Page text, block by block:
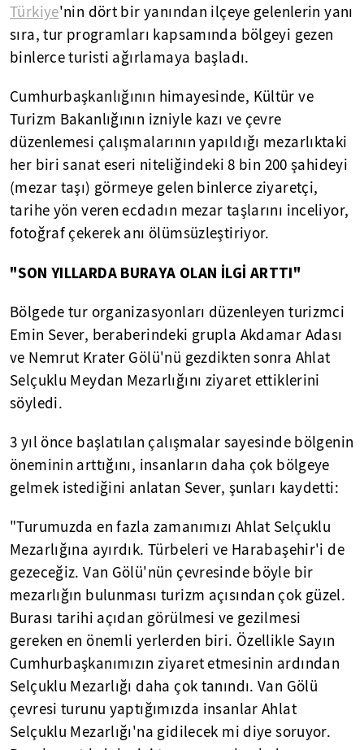
Türkiye'nin dört bir yanından ilçeye gelenlerin yanı
sıra, tur programları kapsamında bölgeyi gezen
binlerce turisti ağırlamaya başladı.
Cumhurbaşkanlığının himayesinde, Kültür ve
Turizm Bakanlığının izniyle kazı ve çevre
düzenlemesi çalışmalarının yapıldığı mezarlıktaki
her biri sanat eseri niteliğindeki 8 bin 200 şahideyi
(mezar taşı) görmeye gelen binlerce ziyaretçi,
tarihe yön veren ecdadın mezar taşlarını inceliyor,
fotoğraf çekerek anı ölümsüzleştiriyor.
"SON YILLARDA BURAYA OLAN İLGİ ARTTI"
Bölgede tur organizasyonları düzenleyen turizmci
Emin Sever, beraberindeki grupla Akdamar Adası
ve Nemrut Krater Gölü'nü gezdikten sonra Ahlat
Selçuklu Meydan Mezarlığını ziyaret ettiklerini
söyledi.
3 yıl önce başlatılan çalışmalar sayesinde bölgenin
öneminin arttığını, insanların daha çok bölgeye
gelmek istediğini anlatan Sever, şunları kaydetti:
"Turumuzda en fazla zamanımızı Ahlat Selçuklu
Mezarlığına ayırdık. Türbeleri ve Harabaşehir'i de
gezeceğiz. Van Gölü'nün çevresinde böyle bir
mezarlığın bulunması turizm açısından çok güzel.
Burası tarihi açıdan görülmesi ve gezilmesi
gereken en önemli yerlerden biri. Özellikle Sayın
Cumhurbaşkanımızın ziyaret etmesinin ardından
Selçuklu Mezarlığı daha çok tanındı. Van Gölü
çevresi turunu yaptığımızda insanlar Ahlat
Selçuklu Mezarlığı'na gidilecek mi diye soruyor.